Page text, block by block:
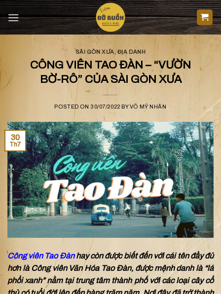
Skip
to
content
SÀI GÒN XƯA, ĐỊA DANH
CÔNG VIÊN TAO ĐÀN – “VƯỜN
BỜ-RÔ” CỦA SÀI GÒN XƯA
POSTED ON 30/07/2022 BYVÕ MỸ NHÂN
30
Th7
Công viên Tao Đànhay còn được biết đến với cái tên đầy đủ
hơn là Công viên Văn Hóa Tao Đàn, được mệnh danh là “lá
phổi xanh” nằm tại trung tâm thành phố với các loại cây cổ